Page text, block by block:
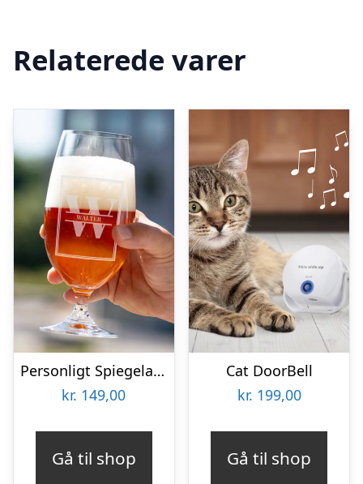
Relaterede varer
Personligt Spiegelau Ølglas med Gravering – Bogstav & Navn
kr. 149,00
Gå til shop
Cat DoorBell
kr. 199,00
Gå til shop